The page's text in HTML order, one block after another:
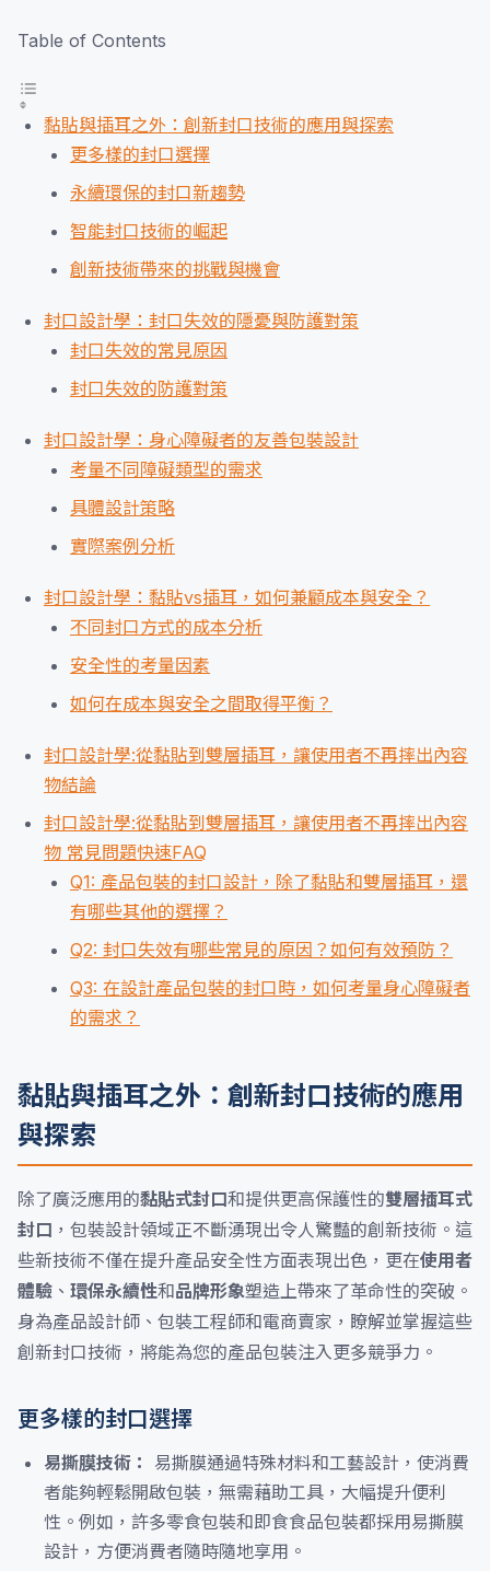
Table of Contents
黏貼與插耳之外：創新封口技術的應用與探索
更多樣的封口選擇
永續環保的封口新趨勢
智能封口技術的崛起
創新技術帶來的挑戰與機會
封口設計學：封口失效的隱憂與防護對策
封口失效的常見原因
封口失效的防護對策
封口設計學：身心障礙者的友善包裝設計
考量不同障礙類型的需求
具體設計策略
實際案例分析
封口設計學：黏貼vs插耳，如何兼顧成本與安全？
不同封口方式的成本分析
安全性的考量因素
如何在成本與安全之間取得平衡？
封口設計學:從黏貼到雙層插耳，讓使用者不再摔出內容
物結論
封口設計學:從黏貼到雙層插耳，讓使用者不再摔出內容
物 常見問題快速FAQ
Q1: 產品包裝的封口設計，除了黏貼和雙層插耳，還
有哪些其他的選擇？
Q2: 封口失效有哪些常見的原因？如何有效預防？
Q3: 在設計產品包裝的封口時，如何考量身心障礙者
的需求？
黏貼與插耳之外：創新封口技術的應用
與探索
除了廣泛應用的黏貼式封口和提供更高保護性的雙層插耳式
封口 ，包裝設計領域正不斷湧現出令人驚豔的創新技術。這
些新技術不僅在提升產品安全性方面表現出色，更在使用者
體驗 、 環保永續性和品牌形象塑造上帶來了革命性的突破。
身為產品設計師、包裝工程師和電商賣家，瞭解並掌握這些
創新封口技術，將能為您的產品包裝注入更多競爭力。
更多樣的封口選擇
易撕膜技術：
易撕膜通過特殊材料和工藝設計，使消費
者能夠輕鬆開啟包裝，無需藉助工具，大幅提升便利
性。例如，許多零食包裝和即食食品包裝都採用易撕膜
設計，方便消費者隨時隨地享用。